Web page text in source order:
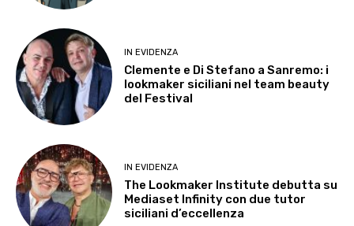
IN EVIDENZA
Clemente e Di Stefano a Sanremo: i
lookmaker siciliani nel team beauty
del Festival
IN EVIDENZA
The Lookmaker Institute debutta su
Mediaset Infinity con due tutor
siciliani d’eccellenza